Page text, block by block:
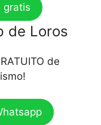
gratis
de Loros
de